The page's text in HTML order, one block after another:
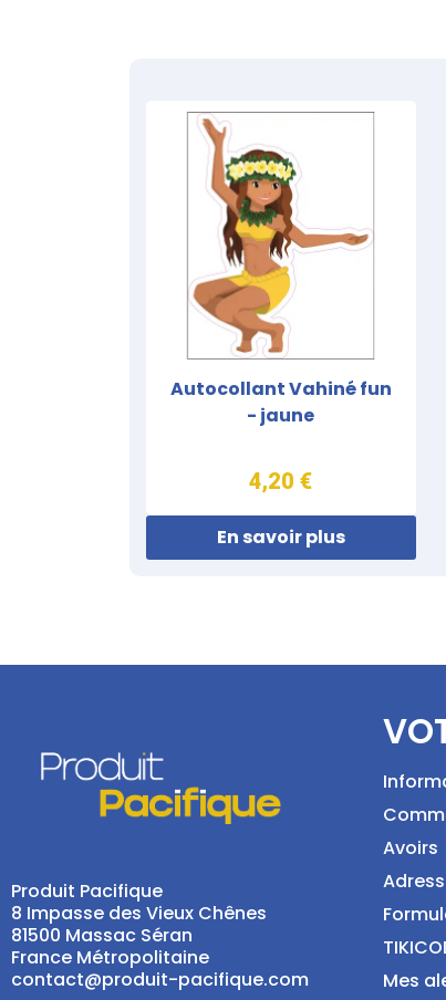
Autocollant Vahiné fun
- jaune
4,20 €
En savoir plus
Produit Pacifique
8 Impasse des Vieux Chênes
81500 Massac Séran
France Métropolitaine
contact@produit-pacifique.com
Avoirs
Mes